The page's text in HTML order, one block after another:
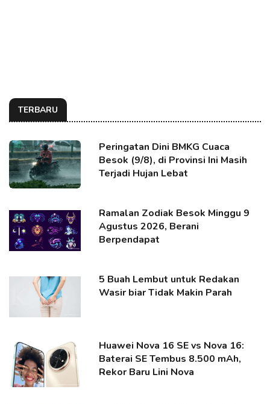
TERBARU
Peringatan Dini BMKG Cuaca
Besok (9/8), di Provinsi Ini Masih
Terjadi Hujan Lebat
Ramalan Zodiak Besok Minggu 9
Agustus 2026, Berani
Berpendapat
5 Buah Lembut untuk Redakan
Wasir biar Tidak Makin Parah
Huawei Nova 16 SE vs Nova 16:
Baterai SE Tembus 8.500 mAh,
Rekor Baru Lini Nova